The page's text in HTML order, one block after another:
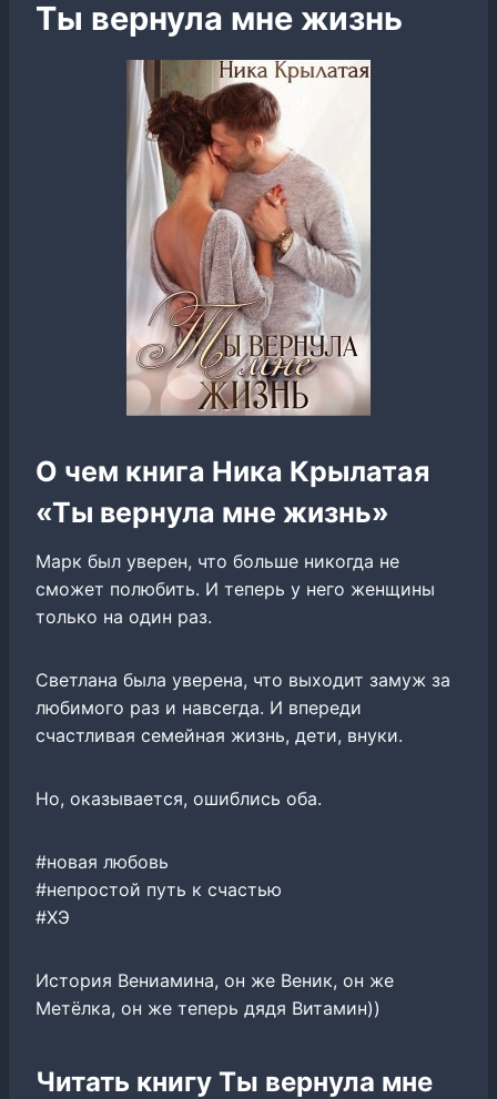
Ты вернула мне жизнь
О чем книга Ника Крылатая
«Ты вернула мне жизнь»
Марк был уверен, что больше никогда не
сможет полюбить. И теперь у него женщины
только на один раз.
Светлана была уверена, что выходит замуж за
любимого раз и навсегда. И впереди
счастливая семейная жизнь, дети, внуки.
Но, оказывается, ошиблись оба.
#новая любовь
#непростой путь к счастью
#ХЭ
История Вениамина, он же Веник, он же
Метёлка, он же теперь дядя Витамин))
Читать книгу Ты вернула мне